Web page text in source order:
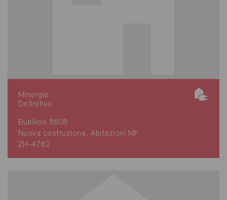
Minergie
Definitivo
Bubikon 8608
Nuova costruzione, Abitazioni MF
ZH-4762